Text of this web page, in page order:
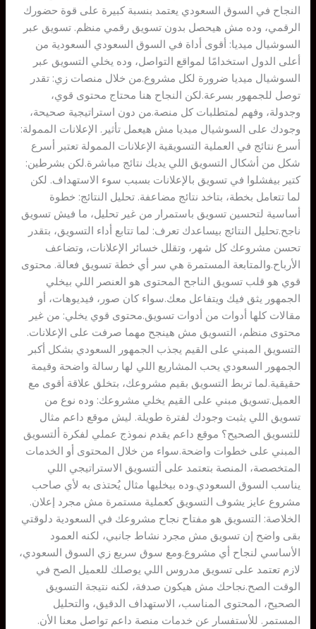
النجاح في السوق السعودي يعتمد بنسبة كبيرة على قوة حضورك
الرقمي، وده مش هيحصل بدون تسويق رقمي منظم. تسويق عبر
السوشيال ميديا: أقوى أداة في السوق السعودي السعودية من
أعلى الدول استخدامًا لمواقع التواصل، وده يخلي التسويق عبر
السوشيال ميديا ضرورة لكل مشروع.من خلال منصات زي: تقدر
توصل للجمهور بسرعة.لكن النجاح هنا محتاج محتوى قوي،
وجدولة، وفهم لمتطلبات كل منصة.من دون استراتيجية صحيحة،
وجودك على السوشيال ميديا مش هيعمل تأثير. الإعلانات الممولة:
أسرع نتائج في العملية التسويقية الإعلانات الممولة تعتبر أسرع
شكل من أشكال التسويق اللي يديك نتائج مباشرة.لكن بشرطين:
كتير بيفشلوا في تسويق بالإعلانات بسبب سوء الاستهداف. لكن
لما تتعامل بخطة، بتاخد نتائج مضاعفة. تحليل النتائج: خطوة
أساسية لتحسين تسويق باستمرار من غير تحليل، ما فيش تسويق
ناجح.تحليل النتائج بيساعدك تعرف: لما تتابع أداء التسويق، بتقدر
تحسن مشروعك كل شهر، وتقلل خسائر الإعلانات، وتضاعف
الأرباح.والمتابعة المستمرة هي سر أي خطة تسويق فعالة. محتوى
قوي هو قلب تسويق الناجح المحتوى هو العنصر اللي بيخلي
الجمهور يثق فيك ويتفاعل معك.سواء كان صور، فيديوهات، أو
مقالات كلها أدوات من أدوات تسويق.محتوى قوي يخلي: من غير
محتوى منظم، التسويق مش هينجح مهما صرفت على الإعلانات.
التسويق المبني على القيم يجذب الجمهور السعودي بشكل أكبر
الجمهور السعودي يحب المشاريع اللي لها رسالة واضحة وقيمة
حقيقية.لما تربط التسويق بقيم مشروعك، بتخلق علاقة أقوى مع
العميل.تسويق مبني على القيم يخلي مشروعك: وده نوع من
تسويق اللي يثبت وجودك لفترة طويلة. ليش موقع داعم مثال
للتسويق الصحيح؟ موقع داعم يقدم نموذج عملي لفكرة ألتسويق
المبني على خطوات واضحة.سواء من خلال المحتوى أو الخدمات
المتخصصة، المنصة بتعتمد على ألتسويق الاستراتيجي اللي
يناسب السوق السعودي.وده بيخليها مثال يُحتذى به لأي صاحب
مشروع عايز يشوف التسويق كعملية مستمرة مش مجرد إعلان.
الخلاصة: التسويق هو مفتاح نجاح مشروعك في السعودية دلوقتي
بقى واضح إن تسويق مش مجرد نشاط جانبي، لكنه العمود
الأساسي لنجاح أي مشروع.ومع سوق سريع زي السوق السعودي،
لازم تعتمد على تسويق مدروس اللي يوصلك للعميل الصح في
الوقت الصح.نجاحك مش هيكون صدفة، لكنه نتيجة التسويق
الصحيح، المحتوى المناسب، الاستهداف الدقيق، والتحليل
المستمر. للأستفسار عن خدمات منصة داعم تواصل معنا الأن.